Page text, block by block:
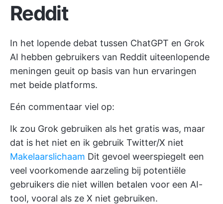
Reddit
In het lopende debat tussen ChatGPT en Grok
AI hebben gebruikers van Reddit uiteenlopende
meningen geuit op basis van hun ervaringen
met beide platforms.
Eén commentaar viel op:
Ik zou Grok gebruiken als het gratis was, maar
dat is het niet en ik gebruik Twitter/X niet
Makelaarslichaam Dit gevoel weerspiegelt een
veel voorkomende aarzeling bij potentiële
gebruikers die niet willen betalen voor een AI-
tool, vooral als ze X niet gebruiken.